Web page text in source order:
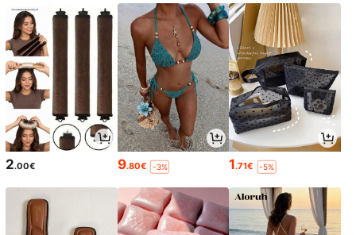
2.00€ 9.80€ -3% 1.71€ -5%